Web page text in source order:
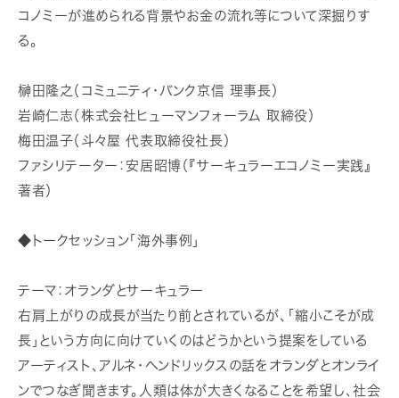
コノミーが進められる背景やお金の流れ等について深掘りす
る。
榊󠄀田隆之（コミュニティ・バンク京信 理事長）
岩崎仁志（株式会社ヒューマンフォーラム 取締役）
梅田温子（斗々屋 代表取締役社長）
ファシリテーター：安居昭博（『サーキュラーエコノミー実践』
著者）
◆トークセッション「海外事例」
テーマ：オランダとサーキュラー
右肩上がりの成長が当たり前とされているが、「縮小こそが成
長」という方向に向けていくのはどうかという提案をしている
アーティスト、アルネ・ヘンドリックスの話をオランダとオンライ
ンでつなぎ聞きます。人類は体が大きくなることを希望し、社会